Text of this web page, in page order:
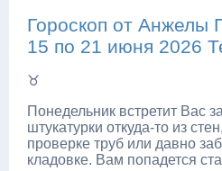
Гороскоп от Анжелы
15 по 21 июня 2026
♉
Понедельник встретит Вас
штукатурки откуда-то из
проверке труб или давно
кладовке. Вам попадется